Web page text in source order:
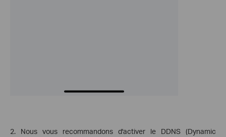
2. Nous vous recommandons d'activer le DDNS (Dynamic